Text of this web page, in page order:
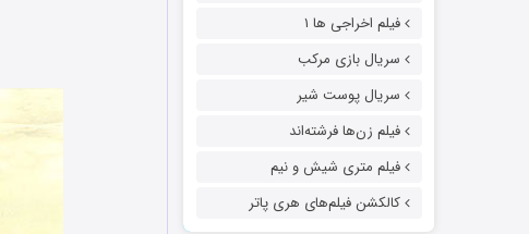
فیلم اخراجی ها ۱
سریال بازی مرکب
سریال پوست شیر
فیلم زن‌ها فرشته‌اند
فیلم متری شیش و نیم
کالکشن فیلم‌های هری پاتر